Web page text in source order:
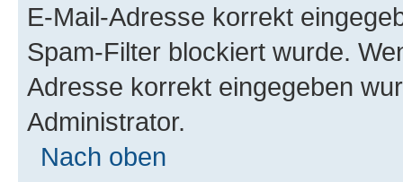
E-Mail-Adresse korrekt
Spam-Filter blockiert wurde.
Adresse korrekt eingegeben
Administrator.
Nach oben